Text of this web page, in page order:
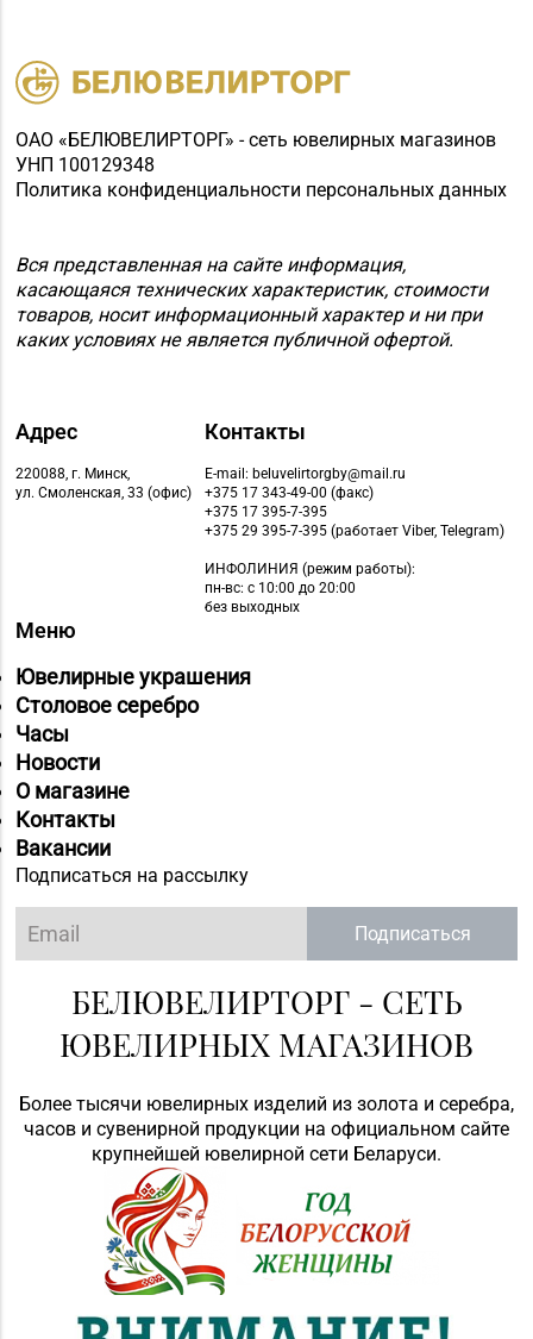
ОАО «БЕЛЮВЕЛИРТОРГ» - сеть ювелирных магазинов
УНП 100129348
Политика конфиденциальности персональных данных
Вся представленная на сайте информация,
касающаяся технических характеристик, стоимости
товаров, носит информационный характер и ни при
каких условиях не является публичной офертой.
Адрес
220088, г. Минск,
ул. Смоленская, 33 (офис)
Контакты
E-mail: beluvelirtorgby@mail.ru
+375 17 343-49-00 (факс)
+375 17 395-7-395
+375 29 395-7-395 (работает Viber, Telegram)
ИНФОЛИНИЯ (режим работы):
пн-вс: с 10:00 до 20:00
без выходных
Меню
Ювелирные украшения
Столовое серебро
Часы
Новости
О магазине
Контакты
Вакансии
Подписаться на рассылку
Подписаться
БЕЛЮВЕЛИРТОРГ - СЕТЬ
ЮВЕЛИРНЫХ МАГАЗИНОВ
Более тысячи ювелирных изделий из золота и серебра,
часов и сувенирной продукции на официальном сайте
крупнейшей ювелирной сети Беларуси.